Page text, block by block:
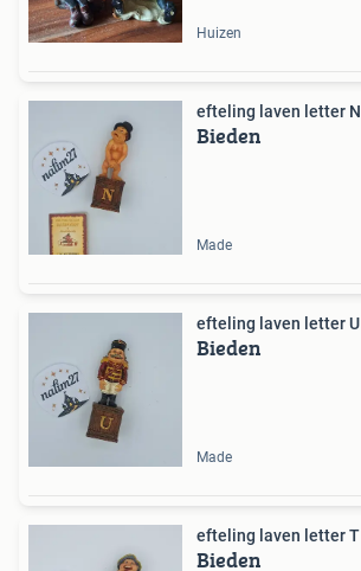
Huizen
efteling laven letter N
Bieden
Made
efteling laven letter U
Bieden
Made
efteling laven letter T
Bieden